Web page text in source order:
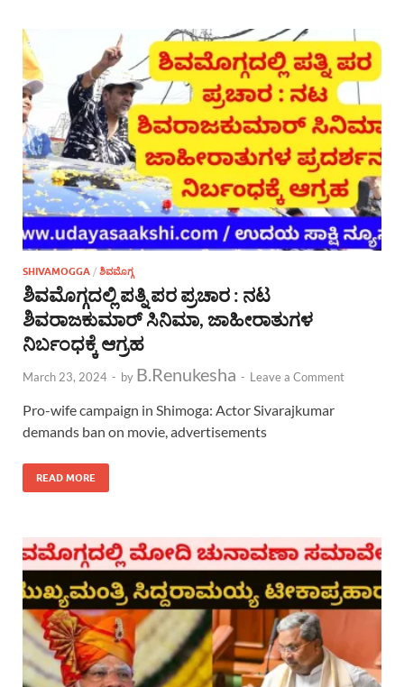
SHIVAMOGGA / ಶಿವಮೊಗ್ಗ
ಶಿವಮೊಗ್ಗದಲ್ಲಿ ಪತ್ನಿ ಪರ ಪ್ರಚಾರ : ನಟ
ಶಿವರಾಜಕುಮಾರ್ ಸಿನಿಮಾ, ಜಾಹೀರಾತುಗಳ
ನಿರ್ಬಂಧಕ್ಕೆ ಆಗ್ರಹ
March 23, 2024 - by B.Renukesha - Leave a Comment
Pro-wife campaign in Shimoga: Actor Sivarajkumar
demands ban on movie, advertisements
READ MORE